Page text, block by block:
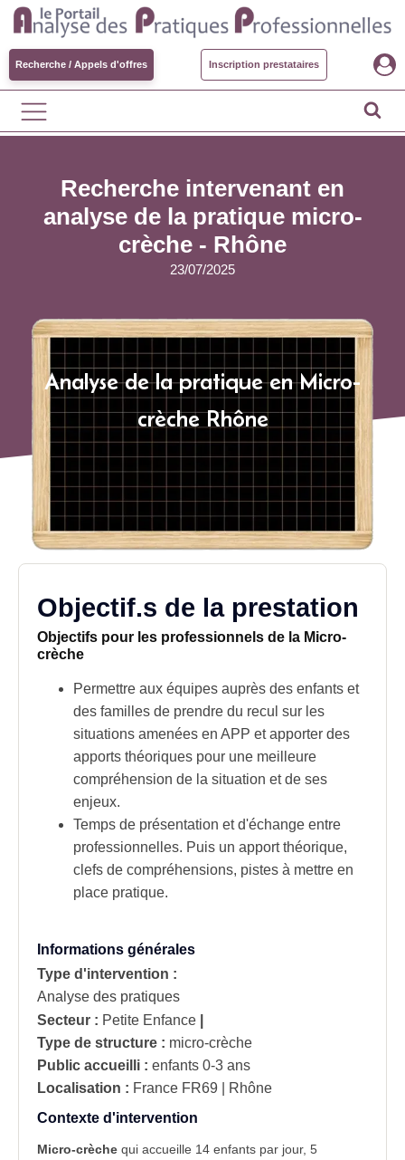
Recherche / Appels d'offres Inscription prestataires
Recherche intervenant en
analyse de la pratique micro-
crèche - Rhône
23/07/2025
Analyse de la pratique en Micro-
crèche Rhône
Objectif.s de la prestation
Objectifs pour les professionnels de la Micro-
crèche
Permettre aux équipes auprès des enfants et
des familles de prendre du recul sur les
situations amenées en APP et apporter des
apports théoriques pour une meilleure
compréhension de la situation et de ses
enjeux.
Temps de présentation et d'échange entre
professionnelles. Puis un apport théorique,
clefs de compréhensions, pistes à mettre en
place pratique.
Informations générales
Type d'intervention :
Analyse des pratiques
Secteur : Petite Enfance
Type de structure : micro-crèche
Public accueilli : enfants 0-3 ans
Localisation : France FR69 | Rhône
Contexte d'intervention
Micro-crèche qui accueille 14 enfants par jour, 5